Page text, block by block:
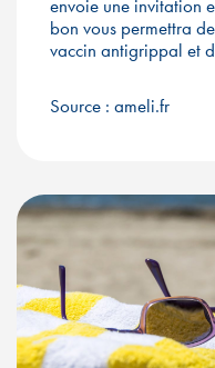
envoie une invitation
bon vous permettra
vaccin antigrippal et
Source : ameli.fr